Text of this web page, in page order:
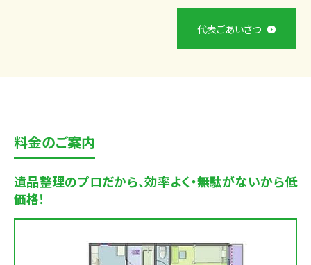
代表ごあいさつ
料金のご案内
遺品整理のプロだから、効率よく・無駄がないから低
価格！